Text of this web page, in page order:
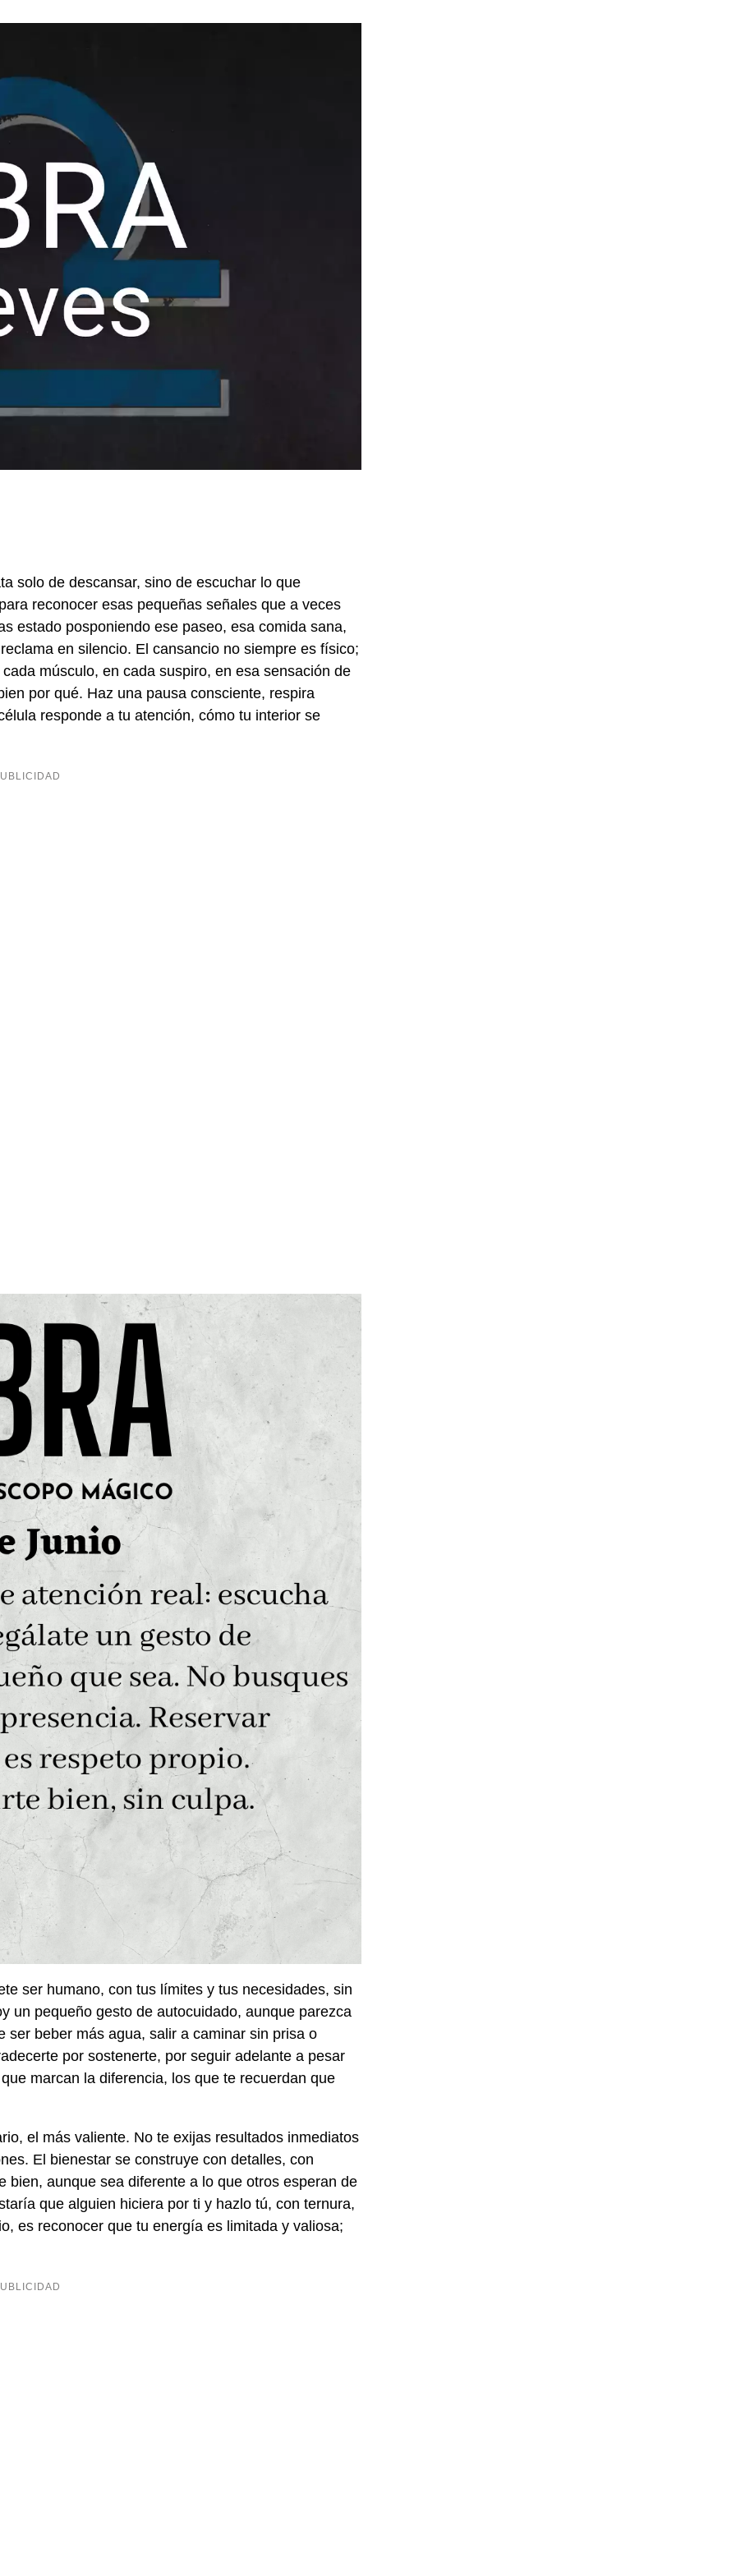
solo de descansar, sino de escuchar lo que
reconocer esas pequeñas señales que a veces
estado posponiendo ese paseo, esa comida sana,
en silencio. El cansancio no siempre es físico;
músculo, en cada suspiro, en esa sensación de
por qué. Haz una pausa consciente, respira
responde a tu atención, cómo tu interior se
ser humano, con tus límites y tus necesidades, sin
un pequeño gesto de autocuidado, aunque parezca
ser beber más agua, salir a caminar sin prisa o
por sostenerte, por seguir adelante a pesar
marcan la diferencia, los que te recuerdan que
el más valiente. No te exijas resultados inmediatos
El bienestar se construye con detalles, con
bien, aunque sea diferente a lo que otros esperan de
que alguien hiciera por ti y hazlo tú, con ternura,
es reconocer que tu energía es limitada y valiosa;